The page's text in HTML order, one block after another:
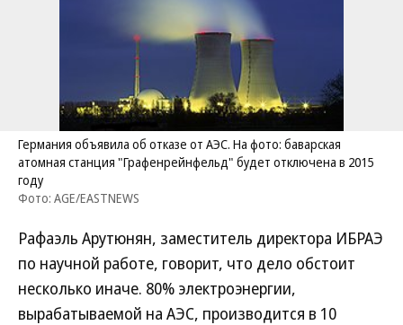
Германия объявила об отказе от АЭС. На фото: баварская
атомная станция "Графенрейнфельд" будет отключена в 2015
году
Фото: AGE/EASTNEWS
Рафаэль Арутюнян, заместитель директора ИБРАЭ
по научной работе, говорит, что дело обстоит
несколько иначе. 80% электроэнергии,
вырабатываемой на АЭС, производится в 10